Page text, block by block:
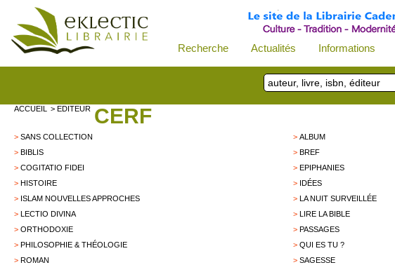
Recherche Actualités Informations
ACCUEIL > EDITEUR CERF
> SANS COLLECTION >ALBUM
> BIBLIS >BREF
> COGITATIO FIDEI >EPIPHANIES
> HISTOIRE > IDÉES
> ISLAM NOUVELLES APPROCHES >LA NUIT SURVEILLÉE
> LECTIO DIVINA >LIRE LA BIBLE
> ORTHODOXIE >PASSAGES
> PHILOSOPHIE & THÉOLOGIE >QUI ES TU ?
> ROMAN >SAGESSE